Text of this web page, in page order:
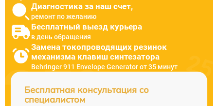
Диагностика за наш счет,
ремонт по желанию
Бесплатный выезд курьера
в день обращения
Замена токопроводящих резинок
механизма клавиш синтезатора
Behringer 911 Envelope Generator от 35 минут
Бесплатная консультация со
специалистом